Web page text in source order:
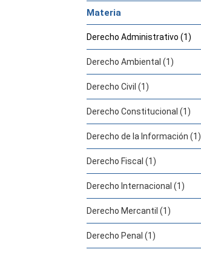
Materia
Derecho Administrativo (1)
Derecho Ambiental (1)
Derecho Civil (1)
Derecho Constitucional (1)
Derecho de la Información (1)
Derecho Fiscal (1)
Derecho Internacional (1)
Derecho Mercantil (1)
Derecho Penal (1)